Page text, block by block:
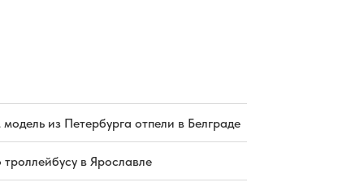
из Петербурга отпели в Белграде
троллейбусу в Ярославле